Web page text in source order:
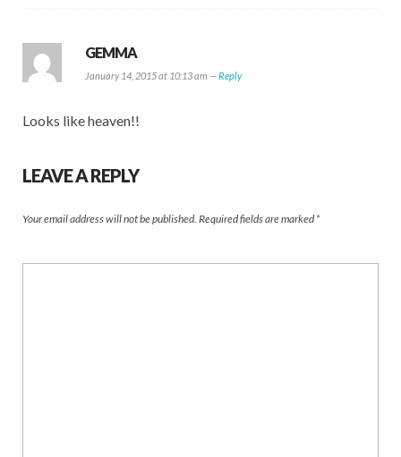
GEMMA
January 14, 2015 at 10:13 am —Reply
Looks like heaven!!
LEAVE A REPLY
Your email address will not be published. Required fields are marked *